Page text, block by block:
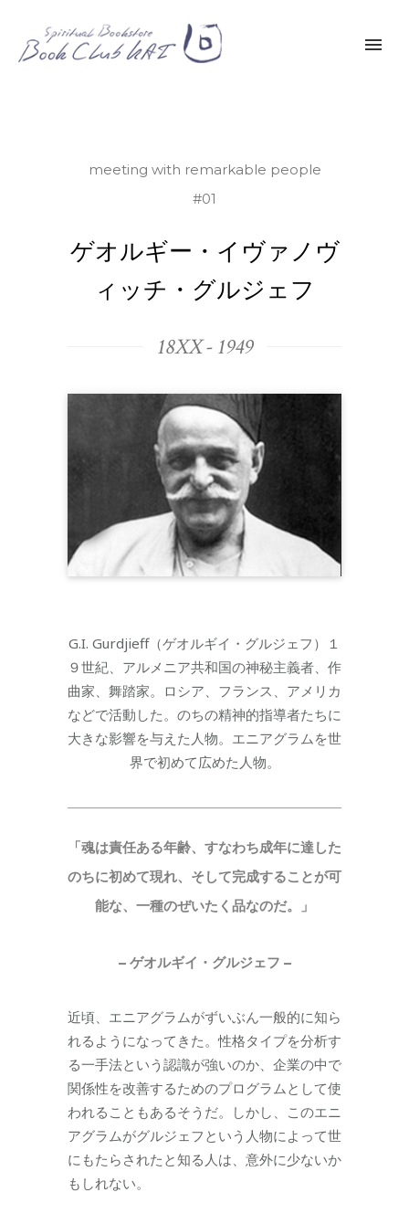
meeting with remarkable people
#01
ゲオルギー・イヴァノヴ
ィッチ・グルジェフ
18XX - 1949
G.I. Gurdjieff（ゲオルギイ・グルジェフ）１
９世紀、アルメニア共和国の神秘主義者、作
曲家、舞踏家。ロシア、フランス、アメリカ
などで活動した。のちの精神的指導者たちに
大きな影響を与えた人物。エニアグラムを世
界で初めて広めた人物。
「魂は責任ある年齢、すなわち成年に達した
のちに初めて現れ、そして完成することが可
能な、一種のぜいたく品なのだ。」
– ゲオルギイ・グルジェフ –
近頃、エニアグラムがずいぶん一般的に知ら
れるようになってきた。性格タイプを分析す
る一手法という認識が強いのか、企業の中で
関係性を改善するためのプログラムとして使
われることもあるそうだ。しかし、このエニ
アグラムがグルジェフという人物によって世
にもたらされたと知る人は、意外に少ないか
もしれない。